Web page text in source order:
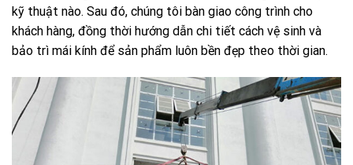
kỹ thuật nào. Sau đó, chúng tôi bàn giao công trình cho
khách hàng, đồng thời hướng dẫn chi tiết cách vệ sinh và
bảo trì mái kính để sản phẩm luôn bền đẹp theo thời gian.